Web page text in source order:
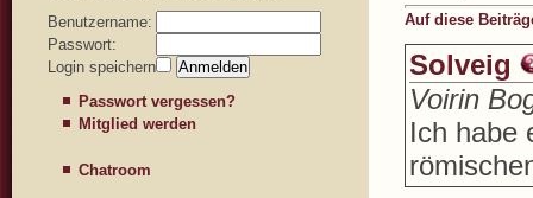
Auf diese
Solveig
Voirin
Ich habe
Benutzername:
Passwort:
Login speichern
Passwort vergessen?
Mitglied werden
Chatroom